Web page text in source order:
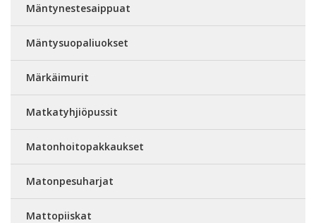
Mäntynestesaippuat
Mäntysuopaliuokset
Märkäimurit
Matkatyhjiöpussit
Matonhoitopakkaukset
Matonpesuharjat
Mattopiiskat